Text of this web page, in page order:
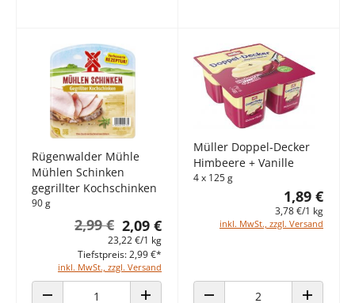
Rügenwalder Mühle
Mühlen Schinken
gegrillter Kochschinken
90 g
2,09 €
2,99 €
23,22 €/1 kg
inkl. MwSt., zzgl. Versand
Tiefstpreis: 2,99 €*
Müller Doppel-Decker
Himbeere + Vanille
4 x 125 g
1,89 €
3,78 €/1 kg
inkl. MwSt., zzgl. Versand